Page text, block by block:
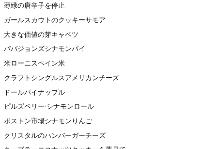
薄緑の唐辛子を停止
ガールスカウトのクッキーサモア
大きな価値の芽キャベツ
パパジョンズシナモンパイ
米ローニスペイン米
クラフトシングルスアメリカンチーズ
ドールパイナップル
ピルズベリー·シナモンロール
ボストン市場シナモンりんご
クリスタルのハンバーガーチーズ